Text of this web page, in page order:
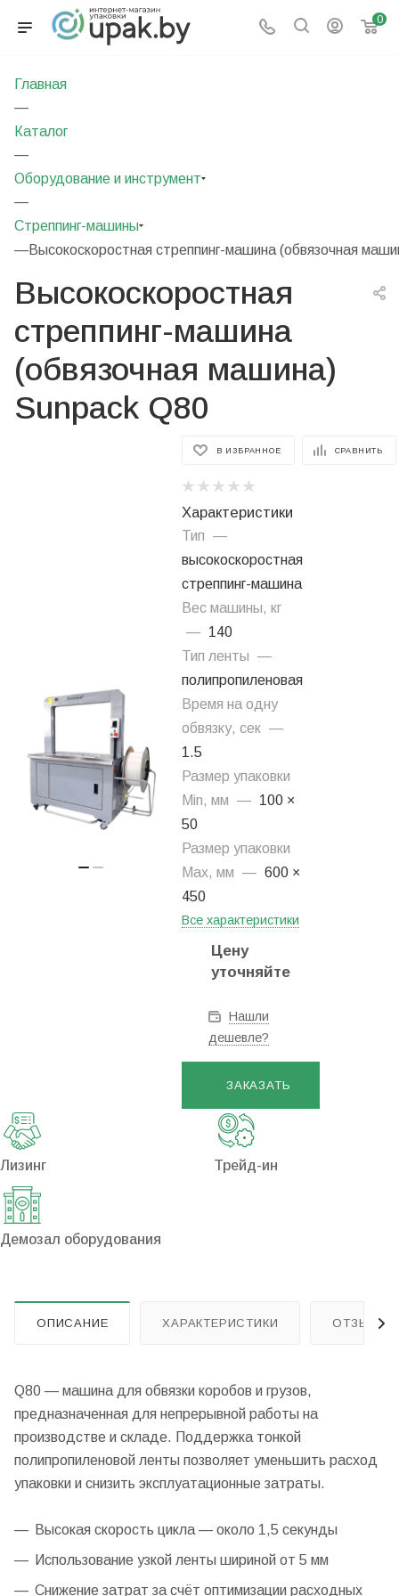
0
Главная
—
Каталог
—
Оборудование и инструмент
—
Стреппинг-машины
—Высокоскоростная стреппинг-машина (обвязочная
Высокоскоростная
стреппинг-машина
(обвязочная машина)
Sunpack Q80
В ИЗБРАННОЕ СРАВНИТЬ
Характеристики
Тип —
высокоскоростная
стреппинг-машина
Вес машины, кг
—
140
Тип ленты —
полипропиленовая
Время на одну
обвязку, сек —
1.5
Размер упаковки
Min, мм —
100 ×
50
Размер упаковки
Max, мм — 600 ×
450
Все характеристики
Цену
уточняйте
Нашли
дешевле?
ЗАКАЗАТЬ
Лизинг Трейд-ин
Демозал оборудования
ОПИСАНИЕ ХАРАКТЕРИСТИКИ ОТЗЫВЫ
Q80 — машина для обвязки коробов и грузов,
предназначенная для непрерывной работы на
производстве и складе. Поддержка тонкой
полипропиленовой ленты позволяет уменьшить расход
упаковки и снизить эксплуатационные затраты.
Высокая скорость цикла — около 1,5 секунды
Использование узкой ленты шириной от 5 мм
Снижение затрат за счёт оптимизации расходных